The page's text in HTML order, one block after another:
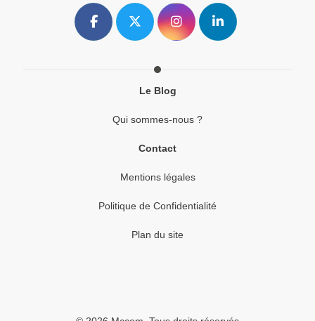
Le Blog
Qui sommes-nous ?
Contact
Mentions légales
Politique de Confidentialité
Plan du site